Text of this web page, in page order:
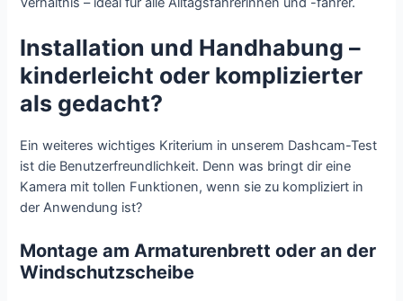
Installation und Handhabung –
kinderleicht oder komplizierter
als gedacht?
Ein weiteres wichtiges Kriterium in unserem Dashcam-Test
ist die Benutzerfreundlichkeit. Denn was bringt dir eine
Kamera mit tollen Funktionen, wenn sie zu kompliziert in
der Anwendung ist?
Montage am Armaturenbrett oder an der
Windschutzscheibe